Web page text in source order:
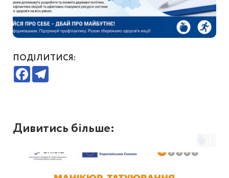
ПОДІЛИТИСЯ:
Facebook
Дивитись більше: